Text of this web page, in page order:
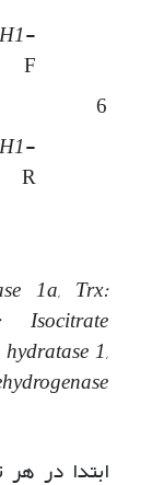
6
-
F
-
R
1a, Trx:
1,